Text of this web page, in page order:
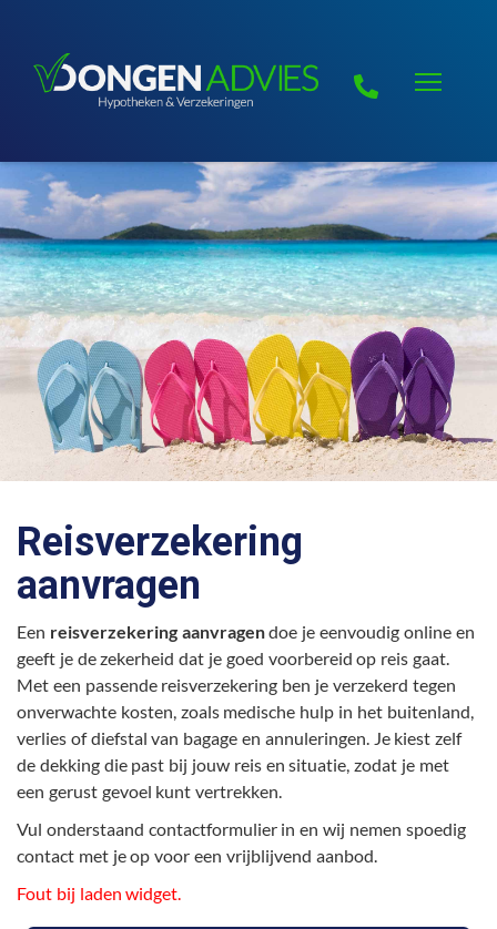
Reisverzekering
aanvragen
Een reisverzekering aanvragendoe je eenvoudig online en
geeft je de zekerheid dat je goed voorbereid op reis gaat.
Met een passende reisverzekering ben je verzekerd tegen
onverwachte kosten, zoals medische hulp in het buitenland,
verlies of diefstal van bagage en annuleringen. Je kiest zelf
de dekking die past bij jouw reis en situatie, zodat je met
een gerust gevoel kunt vertrekken.
Vul onderstaand contactformulier in en wij nemen spoedig
contact met je op voor een vrijblijvend aanbod.
Fout bij laden widget.